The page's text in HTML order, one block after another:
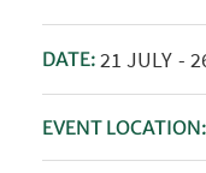
DATE: 21 JULY -
EVENT LOCATION: